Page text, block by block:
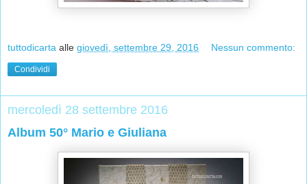
tuttodicarta alle giovedì, settembre 29, 2016 Nessun commento:
Condividi
mercoledì 28 settembre 2016
Album 50° Mario e Giuliana